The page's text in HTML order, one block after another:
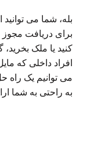
بله، شما می
برای دریافت مجوز
کنید یا ملک
افراد داخلی که
می توانیم یک راه
به راحتی به شما